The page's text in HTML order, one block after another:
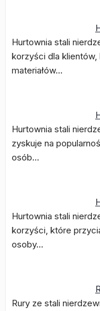
Hurtownia stali
korzyści dla
materiałów…
Hurtownia stali
zyskuje na
osób…
Hurtownia stali
korzyści, które
osoby…
Rury ze stali